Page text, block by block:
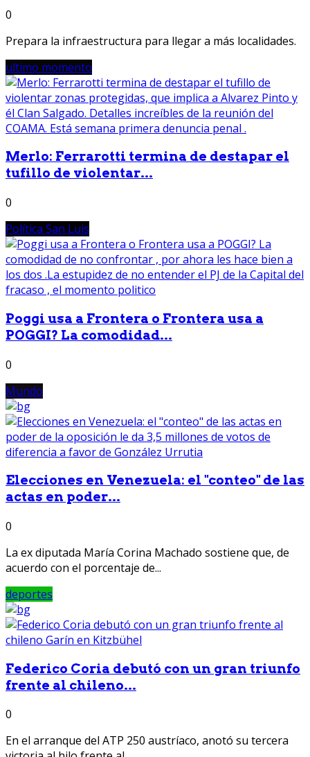
0
Prepara la infraestructura para llegar a más localidades.
ultimo momento
Merlo: Ferrarotti termina de destapar el
tufillo de violentar...
0
Política San Luis
Poggi usa a Frontera o Frontera usa a
POGGI? La comodidad...
0
Mundo
Elecciones en Venezuela: el "conteo" de las
actas en poder...
0
La ex diputada María Corina Machado sostiene que, de
acuerdo con el porcentaje de...
deportes
Federico Coria debutó con un gran triunfo
frente al chileno...
0
En el arranque del ATP 250 austríaco, anotó su tercera